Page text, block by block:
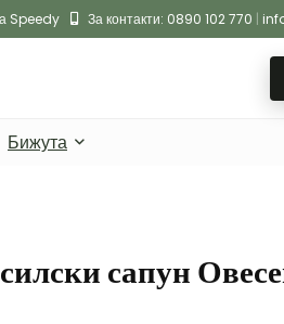
Speedy За контакти: 0890 102 770 |
Бижута
сапун